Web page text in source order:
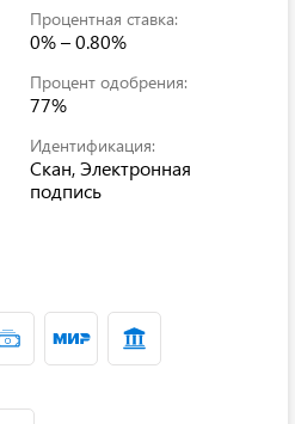
Процентная ставка:
0% – 0.80%
Процент одобрения:
77%
Идентификация:
Скан, Электронная
подпись